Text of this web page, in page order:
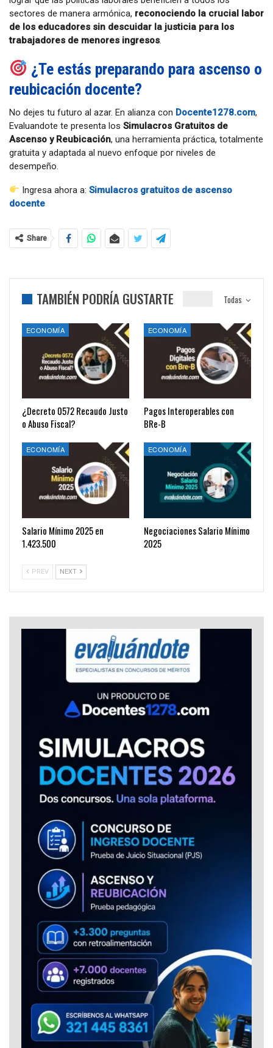
sectores de manera armónica, reconociendo la crucial labor
de los educadores sin descuidar la justicia para los
trabajadores de menores ingresos.
¿Te estás preparando para ascenso o
reubicación docente?
No dejes tu futuro al azar. En alianza con Docente1278.com,
Evaluandote te presenta los Simulacros Gratuitos de
Ascenso y Reubicación, una herramienta práctica, totalmente
gratuita y adaptada al nuevo enfoque por niveles de
desempeño.
Ingresa ahora a:Simulacros gratuitos de ascenso
docente
Share
Todas
TAMBIÉN PODRÍA GUSTARTE
ECONOMÍA
¿Decreto 0572 Recaudo Justo
o Abuso Fiscal?
ECONOMÍA
Pagos Interoperables con
BRe-B
ECONOMÍA
Salario Mínimo 2025 en
1.423.500
ECONOMÍA
Negociaciones Salario Mínimo
2025
PREV NEXT